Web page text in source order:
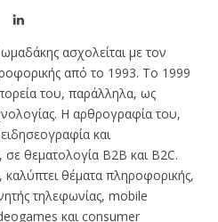
LinkedIn
ασχολείται με τον
από το 1993. Το 1999
του, παράλληλα, ως
Η αρθρογραφία του,
και
σε θεματολογία B2B και B2C.
καλύπτει θέματα πληροφορικής,
τηλεφωνίας, mobile
και consumer